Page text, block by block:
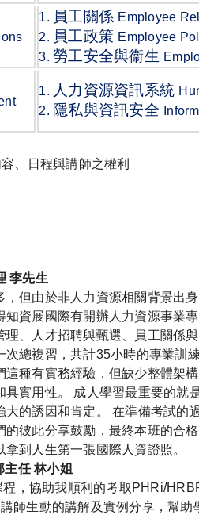
1. 員工關係 Employee
2. 員工政策 Employee
3. 勞工安全與衞生
1. 人力資源資訊系統
2. 隱私與資訊安全
、日程與講師之權利
李先生
但由於非人力資源相關背景出
知資展國際有開辦人力資源事業
、人才招聘與甄選、員工關係
總複習，共計35小時的專業訓
這種有實務經驗，但缺少整體架
實用性。 成人學習最重要的就
的誘因和肯定。 在準備考試的
的彼此分享鼓勵，最終本班的合
到人生第一張國際人資證照。
任 林小姐
，協助我順利的考取PHRi/
師生動的講解及實例分享，幫